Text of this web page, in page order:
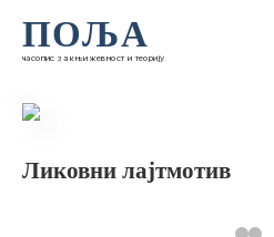
ПОЉА
часопис за књижевност и теорију
Ликовни лајтмотив